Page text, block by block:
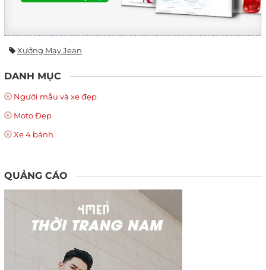
Xưởng May Jean
DANH MỤC
Người mẫu và xe đẹp
Moto Đẹp
Xe 4 bánh
QUẢNG CÁO